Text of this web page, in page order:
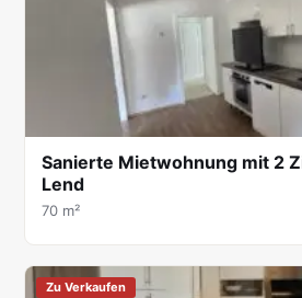
Sanierte Mietwohnung mit 2
Lend
70 m²
Zu Verkaufen